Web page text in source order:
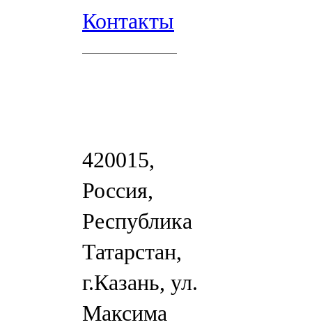
Контакты
420015,
Россия,
Республика
Татарстан,
г.Казань, ул.
Максима